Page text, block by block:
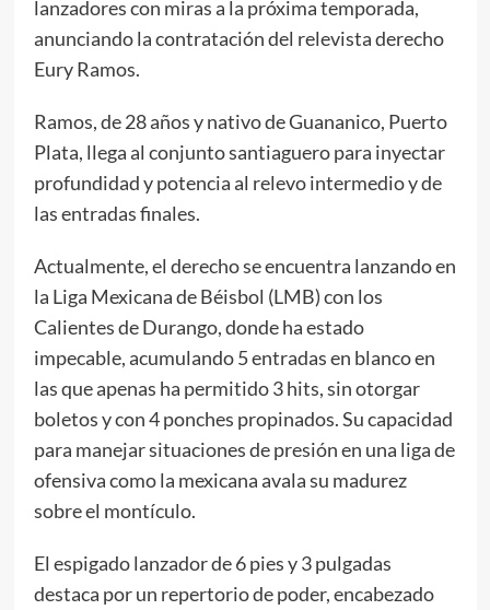
lanzadores con miras a la próxima temporada,
anunciando la contratación del relevista derecho
Eury Ramos.
Ramos, de 28 años y nativo de Guananico, Puerto
Plata, llega al conjunto santiaguero para inyectar
profundidad y potencia al relevo intermedio y de
las entradas finales.
Actualmente, el derecho se encuentra lanzando en
la Liga Mexicana de Béisbol (LMB) con los
Calientes de Durango, donde ha estado
impecable, acumulando 5 entradas en blanco en
las que apenas ha permitido 3 hits, sin otorgar
boletos y con 4 ponches propinados. Su capacidad
para manejar situaciones de presión en una liga de
ofensiva como la mexicana avala su madurez
sobre el montículo.
El espigado lanzador de 6 pies y 3 pulgadas
destaca por un repertorio de poder, encabezado